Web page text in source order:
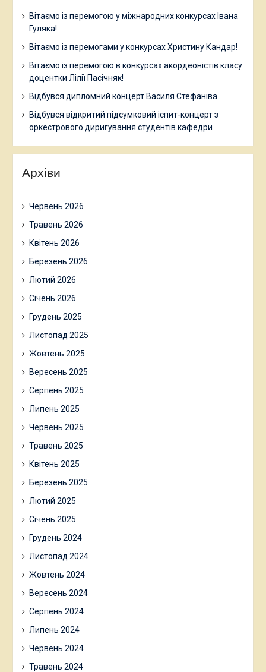
Вітаємо із перемогою у міжнародних конкурсах Івана
Гуляка!
Вітаємо із перемогами у конкурсах Христину Кандар!
Вітаємо із перемогою в конкурсах акордеоністів класу
доцентки Лілії Пасічняк!
Відбувся дипломний концерт Василя Стефаніва
Відбувся відкритий підсумковий іспит-концерт з
оркестрового диригування студентів кафедри
Архіви
Червень 2026
Травень 2026
Квітень 2026
Березень 2026
Лютий 2026
Січень 2026
Грудень 2025
Листопад 2025
Жовтень 2025
Вересень 2025
Серпень 2025
Липень 2025
Червень 2025
Травень 2025
Квітень 2025
Березень 2025
Лютий 2025
Січень 2025
Грудень 2024
Листопад 2024
Жовтень 2024
Вересень 2024
Серпень 2024
Липень 2024
Червень 2024
Травень 2024